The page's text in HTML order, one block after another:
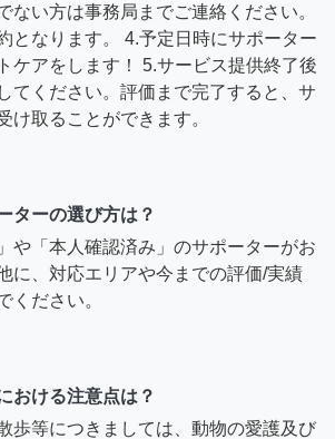
ない方は事務局までご連絡ください。
となります。 4.予定日時にサポーター
ケアをします！ 5.サービス提供終了後
てください。評価まで完了すると、サ
け取ることができます。
ターの選び方は？
や「本人確認済み」のサポーターがお
に、対応エリアや今までの評価/実績
ください。
おける注意点は？
歩等につきましては、動物の愛護及び